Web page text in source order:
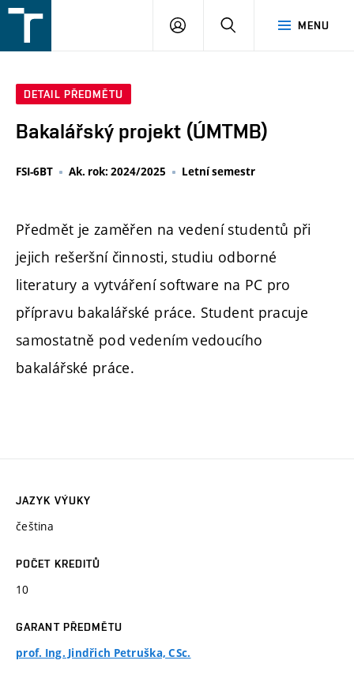
v
MENU
PŘIHLÁŠENÍ
DETAIL PŘEDMĚTU
Bakalářský projekt (ÚMTMB)
FSI-6BT Ak. rok: 2024/2025 Letní semestr
Předmět je zaměřen na vedení studentů při
jejich rešeršní činnosti, studiu odborné
literatury a vytváření software na PC pro
přípravu bakalářské práce. Student pracuje
samostatně pod vedením vedoucího
bakalářské práce.
JAZYK VÝUKY
čeština
POČET KREDITŮ
10
GARANT PŘEDMĚTU
prof. Ing. Jindřich Petruška, CSc.